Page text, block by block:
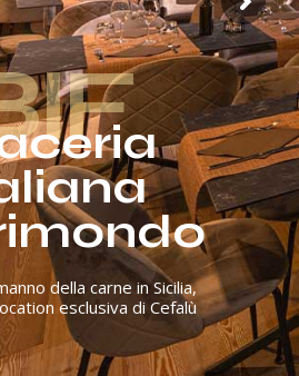
della carne in Sicilia,
esclusiva di Cefalù